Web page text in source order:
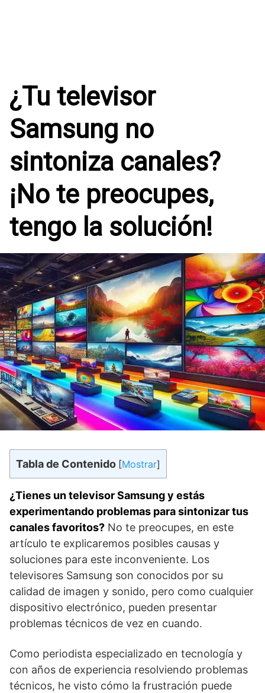
¿Tu televisor
Samsung no
sintoniza canales?
¡No te preocupes,
tengo la solución!
Tabla de Contenido [Mostrar]
¿Tienes un televisor Samsung y estás
experimentando problemas para sintonizar tus‌
canales favoritos? No te preocupes, en este
artículo⁣ te explicaremos​ posibles causas y
soluciones para este inconveniente. Los
televisores Samsung son conocidos por su
calidad de imagen y sonido, pero como cualquier
dispositivo electrónico, pueden presentar
problemas técnicos de vez en ⁢cuando.
Como periodista especializado en tecnología y
con años de experiencia resolviendo problemas
técnicos, he visto cómo la frustración puede